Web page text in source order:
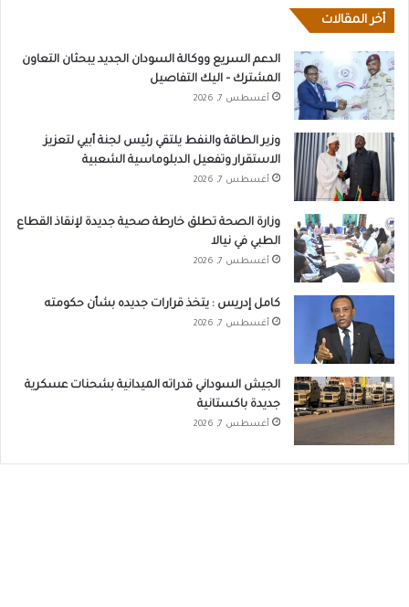
أخر المقالات
الدعم السريع ووكالة السودان الجديد يبحثان التعاون
المشترك – اليك التفاصيل
أغسطس 7, 2026
وزير الطاقة والنفط يلتقي رئيس لجنة أبيي لتعزيز
الاستقرار وتفعيل الدبلوماسية الشعبية
أغسطس 7, 2026
وزارة الصحة تطلق خارطة صحية جديدة لإنقاذ القطاع
الطبي في نيالا
أغسطس 7, 2026
كامل إدريس : يتخذ قرارات جديده بشأن حكومته
أغسطس 7, 2026
الجيش السوداني قدراته الميدانية بشحنات عسكرية
جديدة باكستانية
أغسطس 7, 2026